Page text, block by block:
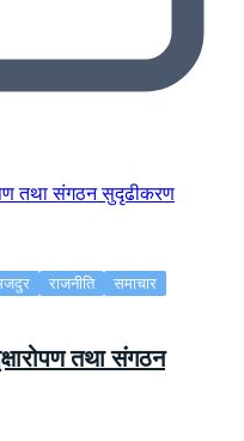
राजनीति समाचार
तथा संगठन